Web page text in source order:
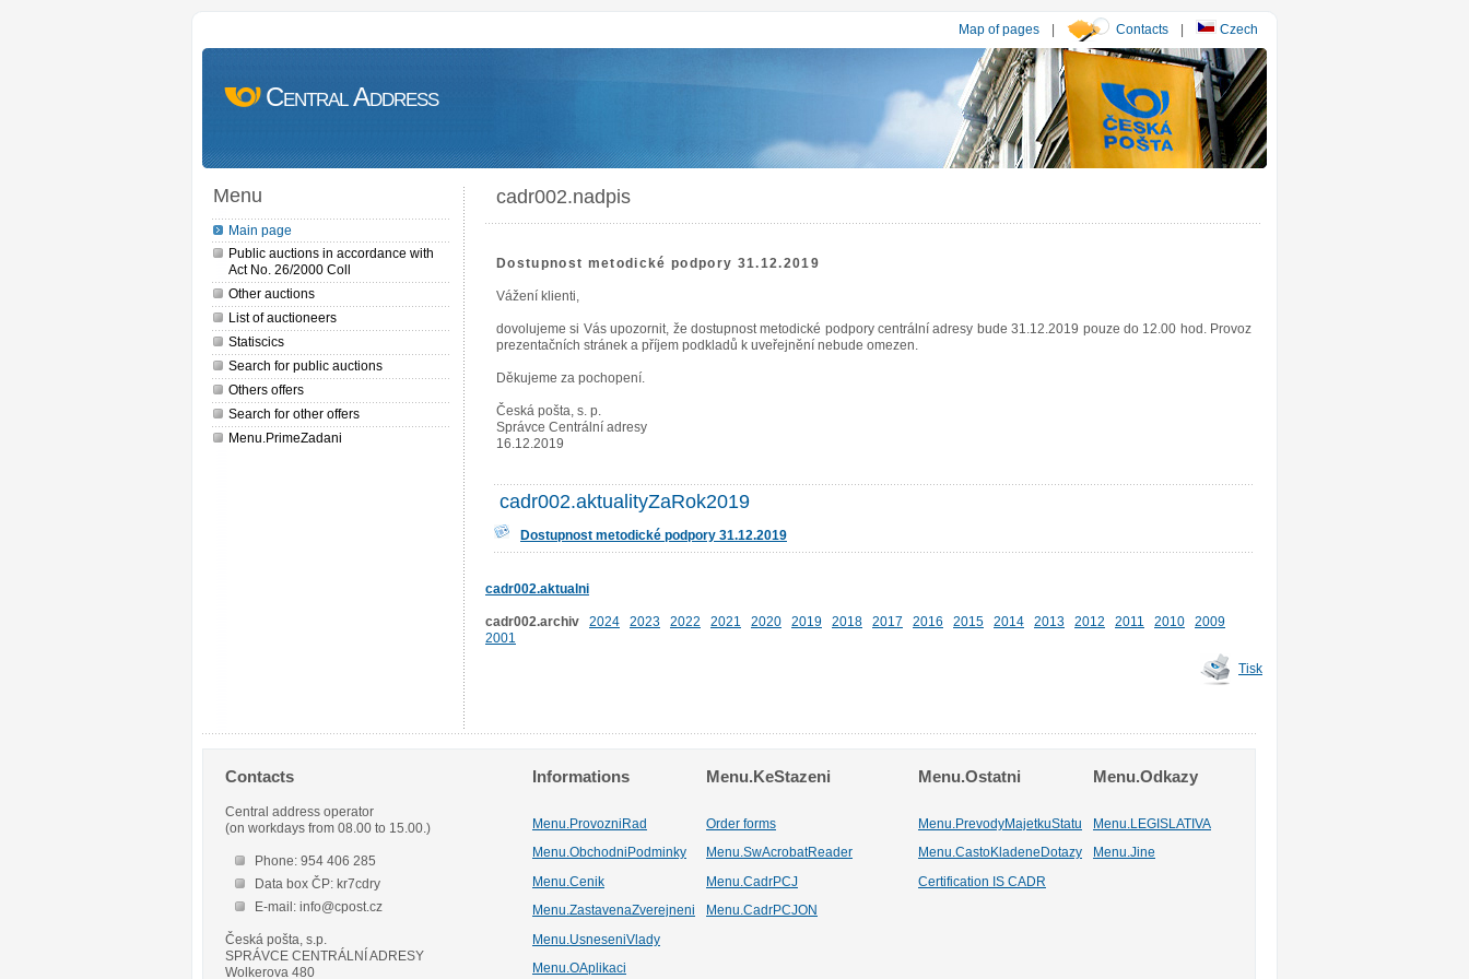
Map of pages | Contacts | Czech
Central Address
Menu
Main page
Public auctions in accordance with
Act No. 26/2000 Coll
Other auctions
List of auctioneers
Statiscics
Search for public auctions
Others offers
Search for other offers
Menu.PrimeZadani
cadr002.nadpis
Dostupnost metodické podpory 31.12.2019
Vážení klienti,
dovolujeme si Vás upozornit, že dostupnost metodické podpory centrální adresy bude 31.12.2019 pouze do 12.00 hod. Provoz
prezentačních stránek a příjem podkladů k uveřejnění nebude omezen.
Děkujeme za pochopení.
Česká pošta, s. p.
Správce Centrální adresy
16.12.2019
cadr002.aktualityZaRok2019
Dostupnost metodické podpory 31.12.2019
cadr002.aktualni
cadr002.archiv 2024 2023 2022 2021 2020 2019 2018 2017 2016 2015 2014 2013 2012 2011 2010
2009
2001
Tisk
Contacts
Central address operator
(on workdays from 08.00 to 15.00.)
Phone: 954 406 285
Data box ČP: kr7cdry
E-mail: info@cpost.cz
Česká pošta, s.p.
SPRÁVCE CENTRÁLNÍ ADRESY
Wolkerova 480
Informations Menu.KeStazeni Menu.Ostatni Menu.Odkazy
Menu.ProvozniRad Order forms Menu.PrevodyMajetkuStatu
Menu.LEGISLATIVA
Menu.ObchodniPodminky
Menu.SwAcrobatReader Menu.CastoKladeneDotazy Menu.Jine
Menu.Cenik Menu.CadrPCJ
Certification IS CADR
Menu.ZastavenaZverejneni
Menu.CadrPCJON
Menu.UsneseniVlady
Menu.OAplikaci